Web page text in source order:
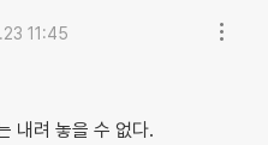
11:45
내려 놓을 수 없다.